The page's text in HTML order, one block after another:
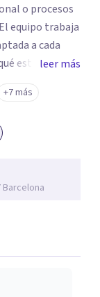
o procesos
a cada
está
con
se realiza en
el ritmo y
así
un espacio de
leer más
+7 más
Barcelona